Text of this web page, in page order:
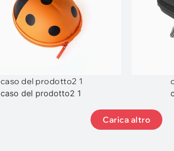
caso del prodotto2 1
caso del prodotto2 1
Carica altro